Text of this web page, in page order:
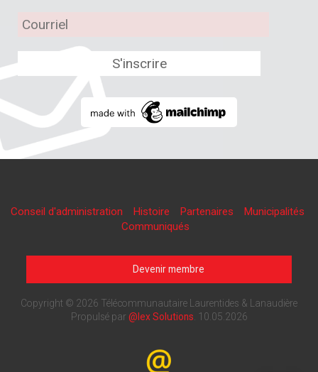
Conseil d'administration Histoire Partenaires
Municipalités
Communiqués
Devenir membre
Copyright © 2026 Télécommunautaire Laurentides & Lanaudière
Propulsé par @lex Solutions 10.05.2026